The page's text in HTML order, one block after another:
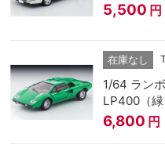
5,500 円
在庫なし
1/64 ラン
LP400（緑
6,800 円